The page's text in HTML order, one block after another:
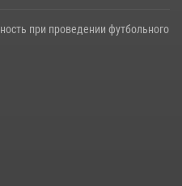
при проведении футбольного